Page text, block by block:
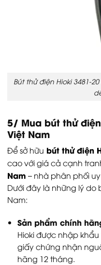
Bút thử điện Hioki 3481-
5/ Mua bút thử
Việt Nam
Để sở hữu bút thử điện
cao với giá cả cạnh
Nam – nhà phân phối
Dưới đây là những lý do
Nam:
Sản phẩm chính
Hioki được nhập
giấy chứng nhận
hãng 12 tháng.